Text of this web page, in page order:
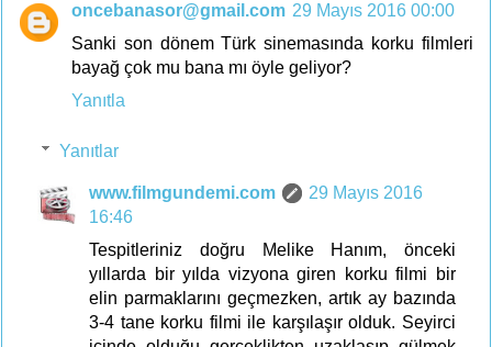
oncebanasor@gmail.com 29 Mayıs 2016 00:00
Sanki son dönem Türk sinemasında korku filmleri
bayağ çok mu bana mı öyle geliyor?
Yanıtla
Yanıtlar
www.filmgundemi.com
29 Mayıs 2016
16:46
Tespitleriniz doğru Melike Hanım, önceki
yıllarda bir yılda vizyona giren korku filmi bir
elin parmaklarını geçmezken, artık ay bazında
3-4 tane korku filmi ile karşılaşır olduk. Seyirci